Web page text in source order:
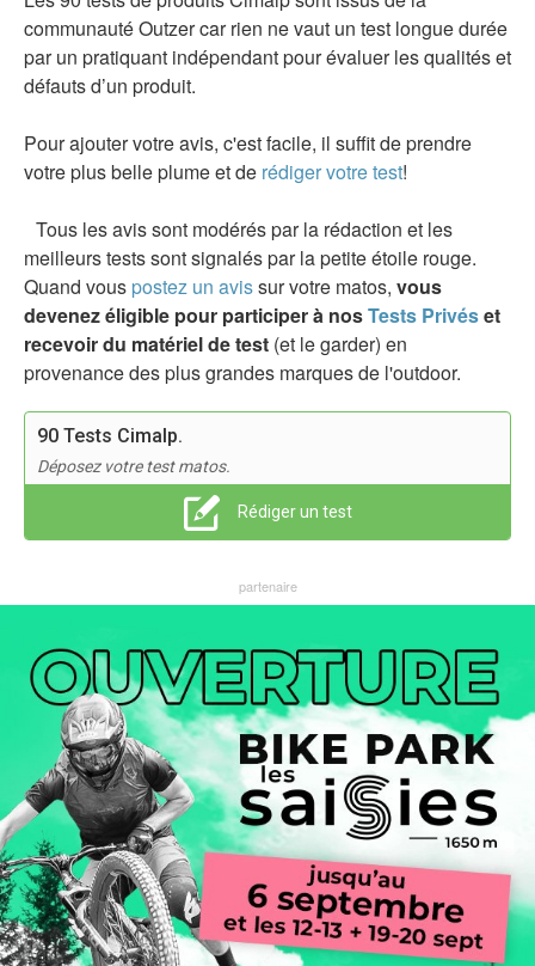
communauté Outzer car rien ne vaut un test longue durée
par un pratiquant indépendant pour évaluer les qualités et
défauts d’un produit.
Pour ajouter votre avis, c'est facile, il suffit de prendre
votre plus belle plume et de rédiger votre test!
Tous les avis sont modérés par la rédaction et les
meilleurs tests sont signalés par la petite étoile rouge.
Quand vous postez un avissur votre matos, vous
devenez éligible pour participer à nosTests Privéset
recevoir du matériel de test (et le garder) en
provenance des plus grandes marques de l'outdoor.
90 Tests Cimalp.
Déposez votre test matos.
Rédiger un test